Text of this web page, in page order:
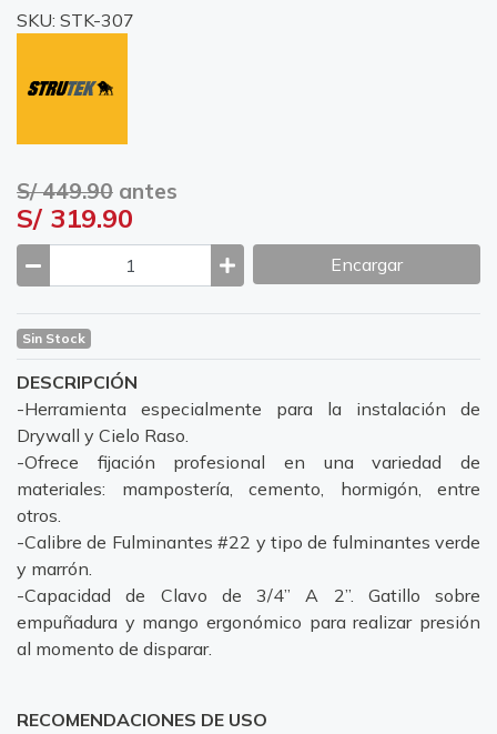
SKU: STK-307
S/ 449.90 antes
S/ 319.90
Encargar
Sin Stock
DESCRIPCIÓN
-Herramienta especialmente para la instalación de
Drywall y Cielo Raso.
-Ofrece fijación profesional en una variedad de
materiales: mampostería, cemento, hormigón, entre
otros.
-Calibre de Fulminantes #22 y tipo de fulminantes verde
y marrón.
-Capacidad de Clavo de 3/4” A 2”. Gatillo sobre
empuñadura y mango ergonómico para realizar presión
al momento de disparar.
RECOMENDACIONES DE USO